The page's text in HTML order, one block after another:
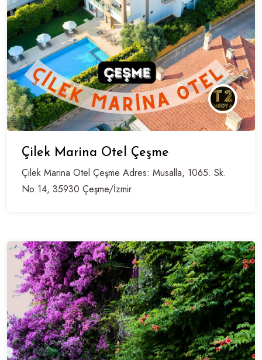
Çilek Marina Otel Çeşme
Çilek Marina Otel Çeşme Adres: Musalla, 1065. Sk.
No:14, 35930 Çeşme/İzmir